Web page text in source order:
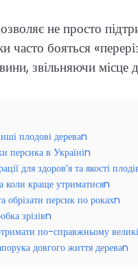
не просто
бояться
звільняючи місце
плодові дереваn
персика в Україніn
для здоров’я та якості
коли краще утриматисяn
персик по рокахn
зрізівn
по-справжньому
довгого життя дереваn